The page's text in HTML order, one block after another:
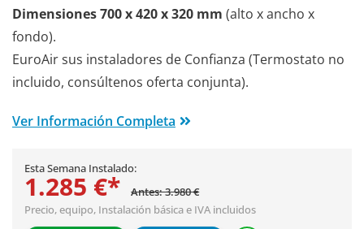
Dimensiones 700 x 420 x 320 mm (alto x ancho x
fondo).
EuroAir sus instaladores de Confianza (Termostato no
incluido, consúltenos oferta conjunta).
Ver Información Completa
Esta Semana Instalado:
1.285 €*
Antes: 3.980 €
Precio, equipo, Instalación básicae IVA incluidos